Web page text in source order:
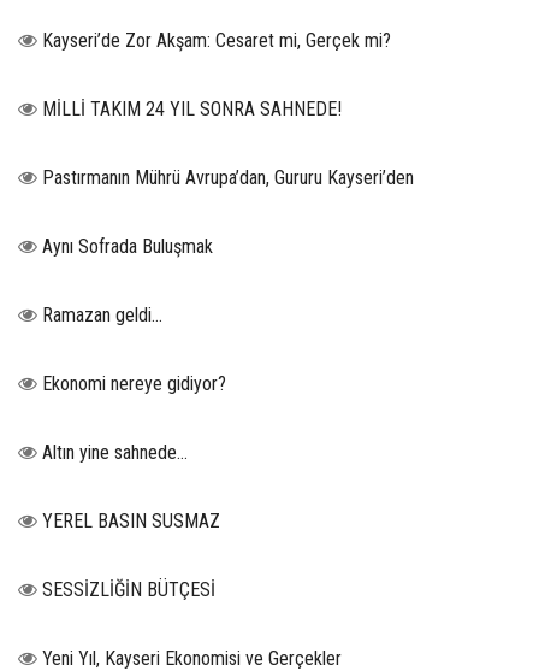
Kayseri’de Zor Akşam: Cesaret mi, Gerçek mi?
MİLLİ TAKIM 24 YIL SONRA SAHNEDE!
Pastırmanın Mührü Avrupa’dan, Gururu Kayseri’den
Aynı Sofrada Buluşmak
Ramazan geldi…
Ekonomi nereye gidiyor?
Altın yine sahnede…
YEREL BASIN SUSMAZ
SESSİZLİĞİN BÜTÇESİ
Yeni Yıl, Kayseri Ekonomisi ve Gerçekler